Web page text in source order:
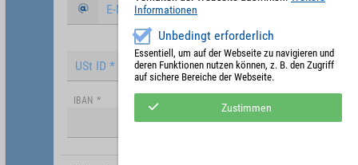
IBAN *
Informationen
Unbedingt erforderlich
Essentiell, um auf der Webseite zu navigieren und
deren Funktionen nutzen können, z. B. den Zugriff
auf sichere Bereiche der Webseite.
Zustimmen